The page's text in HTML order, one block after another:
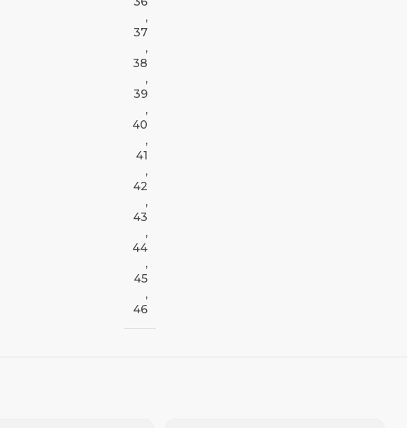
,
37
,
38
,
39
,
40
,
41
,
42
,
43
,
44
,
45
,
46